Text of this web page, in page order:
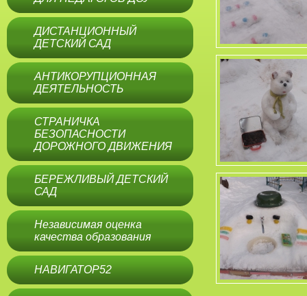
ДИСТАНЦИОННЫЙ
ДЕТСКИЙ САД
АНТИКОРУПЦИОННАЯ
ДЕЯТЕЛЬНОСТЬ
СТРАНИЧКА
БЕЗОПАСНОСТИ
ДОРОЖНОГО ДВИЖЕНИЯ
БЕРЕЖЛИВЫЙ ДЕТСКИЙ
САД
Независимая оценка
качества образования
НАВИГАТОР52